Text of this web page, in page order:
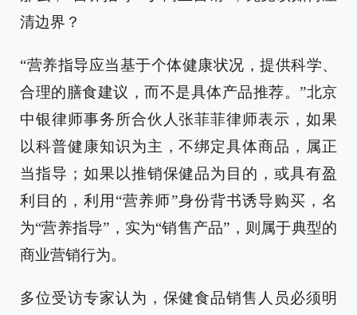
清边界？
“营养指导应当基于个体健康状况，提供科学、
合理的膳食建议，而不是具体产品推荐。”北京
中银律师事务所合伙人张菲菲律师表示，如果
以科普健康知识为主，不绑定具体商品，属正
当指导；如果以推销保健品为目的，或具有盈
利目的，利用“营养师”身份背书诱导购买，名
为“营养指导”，实为“销售产品”，则属于典型的
商业营销行为。
多位受访专家认为，保健食品销售人员必须明